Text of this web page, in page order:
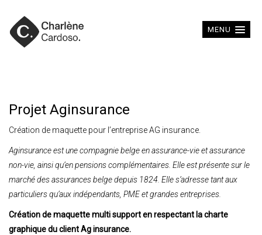
MENU
Projet Aginsurance
Création de maquette pour l’entreprise AG insurance.
Aginsurance est une compagnie belge en assurance-vie et assurance
non-vie, ainsi qu’en pensions complémentaires. Elle est présente sur le
marché des assurances belge depuis 1824. Elle s’adresse tant aux
particuliers qu’aux indépendants, PME et grandes entreprises.
Création de maquette multi support en respectant la charte
graphique du client Ag insurance.